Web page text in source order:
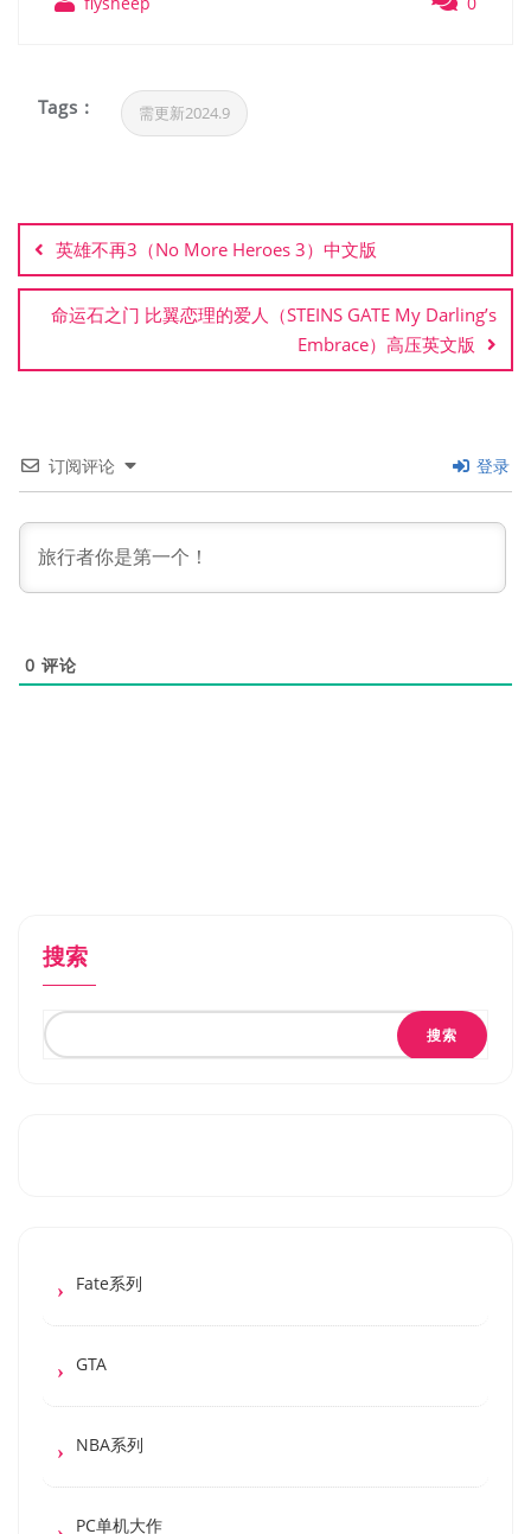
Tags : 需更新2024.9
章
导
航
英雄不再3（No More Heroes 3）中文版
命运石之门 比翼恋理的爱人（STEINS GATE My Darling’s
Embrace）高压英文版
订阅评论 登录
0 评论
搜索
搜索
Fate系列
GTA
NBA系列
PC单机大作